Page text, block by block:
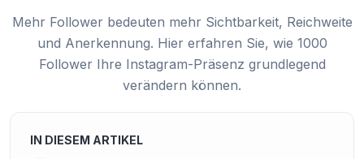
Mehr Follower bedeuten mehr Sichtbarkeit, Reichweite
und Anerkennung. Hier erfahren Sie, wie 1000
Follower Ihre Instagram-Präsenz grundlegend
verändern können.
IN DIESEM ARTIKEL